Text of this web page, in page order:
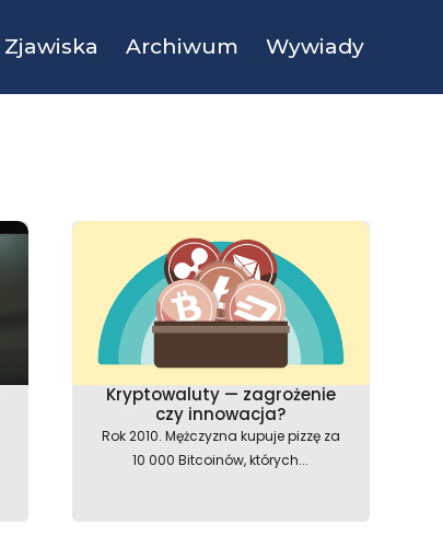
Zjawiska Archiwum Wywiady
Kryptowaluty — zagrożenie
czy innowacja?
Rok 2010. Mężczyzna kupuje pizzę za
10 000 Bitcoinów, których...